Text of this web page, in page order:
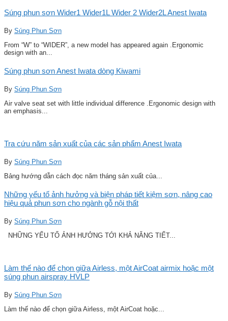
Súng phun sơn Wider1 Wider1L Wider 2 Wider2L Anest Iwata
By Súng Phun Sơn
From “W” to “WIDER”, a new model has appeared again .Ergonomic
design with an...
Súng phun sơn Anest Iwata dòng Kiwami
By Súng Phun Sơn
Air valve seat set with little individual difference .Ergonomic design with
an emphasis...
Tra cứu năm sản xuất của các sản phẩm Anest Iwata
By Súng Phun Sơn
Bảng hướng dẫn cách đọc năm tháng sản xuất của...
Những yếu tố ảnh hưởng và biện pháp tiết kiệm sơn, nâng cao
hiệu quả phun sơn cho ngành gỗ nội thất
By Súng Phun Sơn
NHỮNG YẾU TỐ ẢNH HƯỞNG TỚI KHẢ NĂNG TIẾT...
Làm thế nào để chọn giữa Airless, một AirCoat airmix hoặc một
súng phun airspray HVLP
By Súng Phun Sơn
Làm thế nào để chọn giữa Airless, một AirCoat hoặc...